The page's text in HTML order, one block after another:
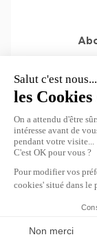
Destination
Le